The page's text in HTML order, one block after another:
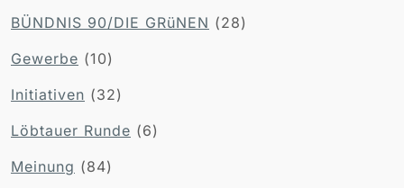
BÜNDNIS 90/DIE GRüNEN (28)
Gewerbe (10)
Initiativen (32)
Löbtauer Runde (6)
Meinung (84)